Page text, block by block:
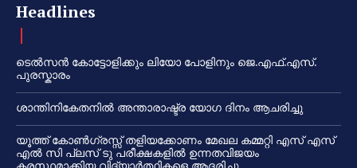
Headlines
ടെൽസൻ കോട്ടോളിക്കും ലിയോ പോളിനും ജെ.എഫ്.എസ്.
പുരസ്കാരം
ശാന്തിനികേതനിൽ അന്താരാഷ്ട്ര യോഗ ദിനം ആചരിച്ചു
യൂത്ത് കോൺഗ്രസ്സ് തളിയക്കോണം മേഖല കമ്മറ്റി എസ് എസ്
എൽ സി പ്ലസ് ടു പരീക്ഷകളിൽ ഉന്നതവിജയം